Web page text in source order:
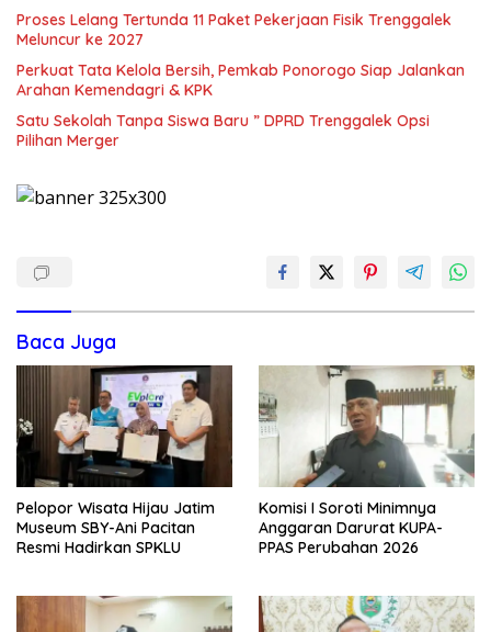
Proses Lelang Tertunda 11 Paket Pekerjaan Fisik Trenggalek
Meluncur ke 2027
Perkuat Tata Kelola Bersih, Pemkab Ponorogo Siap Jalankan
Arahan Kemendagri & KPK
Satu Sekolah Tanpa Siswa Baru ” DPRD Trenggalek Opsi
Pilihan Merger
Baca Juga
Pelopor Wisata Hijau Jatim
Museum SBY-Ani Pacitan
Resmi Hadirkan SPKLU
Komisi I Soroti Minimnya
Anggaran Darurat KUPA-
PPAS Perubahan 2026